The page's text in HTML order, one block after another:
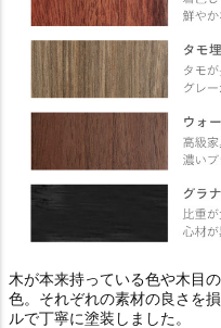
木が本来持っている色や木目
色。それぞれの素材の良さを
ルで丁寧に塗装しました。